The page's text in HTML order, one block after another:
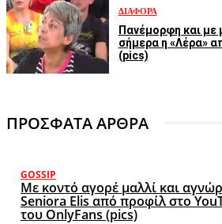
ΔΙΆΦΟΡΑ
Πανέμορφη και με
σήμερα η «Λέρα»
(pics)
ΠΡΟΣΦΑΤΑ ΑΡΘΡΑ
GOSSIP
Με κοντό αγορέ μαλλί και
Seniora Elis από προφίλ στο
του OnlyFans (pics)